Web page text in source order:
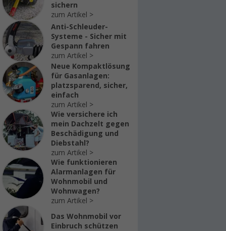
sichern
zum Artikel
Anti-Schleuder-
Systeme - Sicher mit
Gespann fahren
zum Artikel
Neue Kompaktlösung
für Gasanlagen:
platzsparend, sicher,
einfach
zum Artikel
Wie versichere ich
mein Dachzelt gegen
Beschädigung und
Diebstahl?
zum Artikel
Wie funktionieren
Alarmanlagen für
Wohnmobil und
Wohnwagen?
zum Artikel
Das Wohnmobil vor
Einbruch schützen